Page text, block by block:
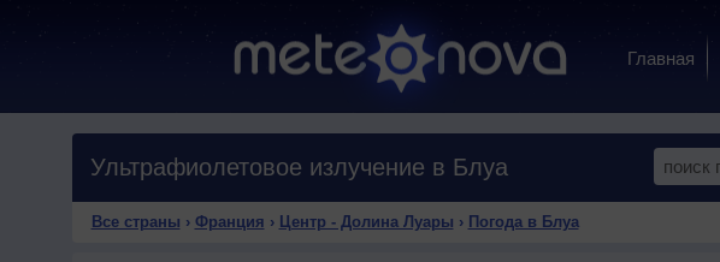
Главная
Ультрафиолетовое излучение в Блуа
Все страны › Франция › Центр - Долина Луары › Погода в Блуа